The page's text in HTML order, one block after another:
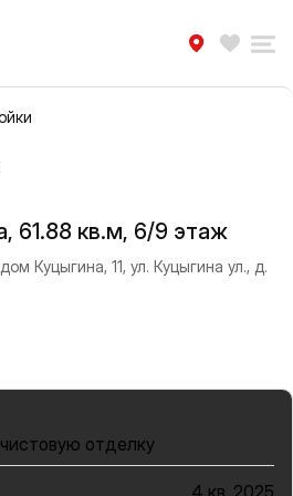
61.88 кв.м, 6/9 этаж
Куцыгина, 11, ул. Куцыгина ул., д.
отделку
4 кв. 2025